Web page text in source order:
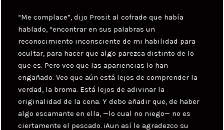
“Me complace”, dijo Prosit al cofrade que había
hablado, “encontrar en sus palabras un
reconocimiento inconsciente de mi habilidad para
ocultar, para hacer que algo parezca distinto de lo
que es. Pero veo que las apariencias lo han
engañado. Veo que aún está lejos de comprender la
verdad, la broma. Está lejos de adivinar la
originalidad de la cena. Y debo añadir que, de haber
algo escamante en ella, —lo cual no niego— no es
ciertamente el pescado. ¡Aun así le agradezco su